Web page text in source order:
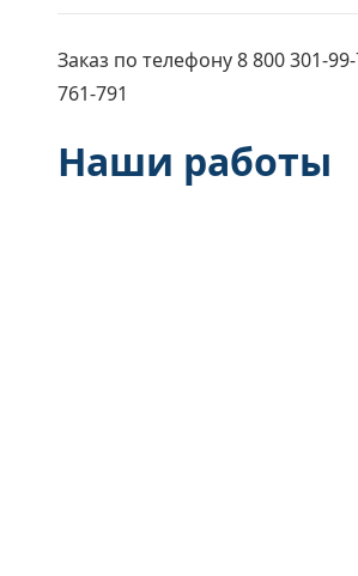
Заказ по телефону 8 800 301-
761-791
Наши работы